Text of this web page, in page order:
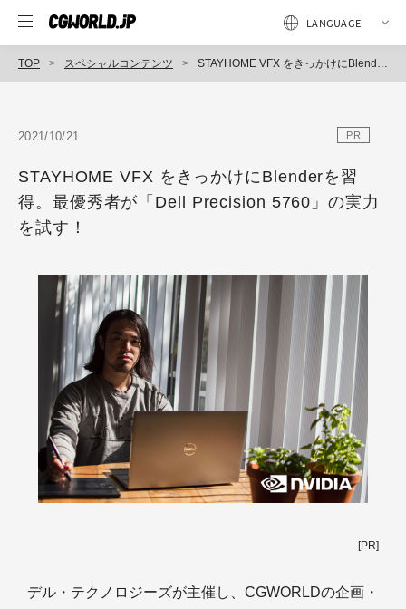
TOP スペシャルコンテンツ STAYHOME VFX をきっかけにBlenderを習得。最優秀者が「Dell Precision 5760」の実力を試す！
2021/10/21 PR
STAYHOME VFX をきっかけにBlenderを習
得。最優秀者が「Dell Precision 5760」の実力
を試す！
[PR]
デル・テクノロジーズが主催し、CGWORLDの企画・